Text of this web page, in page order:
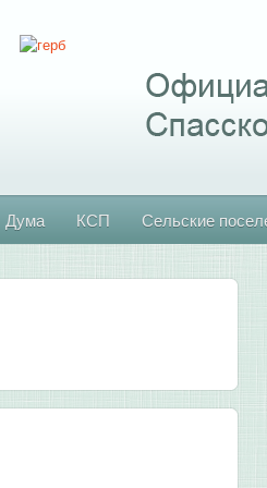
Дума КСП Сельские